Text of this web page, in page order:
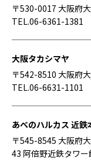
〒530-0017 大阪府
TEL.06-6361-1381
大阪タカシマヤ
〒542-8510 大阪府
TEL.06-6631-1101
あべのハルカス 近鉄
〒545-8545 大阪府
43 阿倍野近鉄タワー